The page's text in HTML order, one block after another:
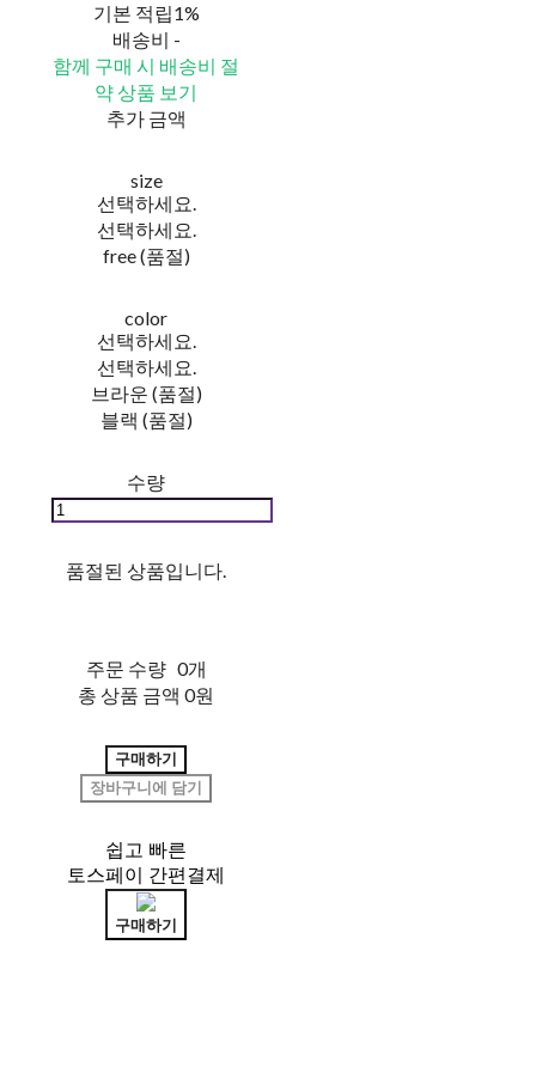
기본 적립1%
배송비 -
함께 구매 시 배송비 절
약 상품 보기
추가 금액
size
선택하세요.
선택하세요.
free (품절)
color
선택하세요.
선택하세요.
브라운 (품절)
블랙 (품절)
수량
품절된 상품입니다.
주문 수량 0개
총 상품 금액 0원
구매하기
장바구니에 담기
쉽고 빠른
토스페이 간편결제
구매하기